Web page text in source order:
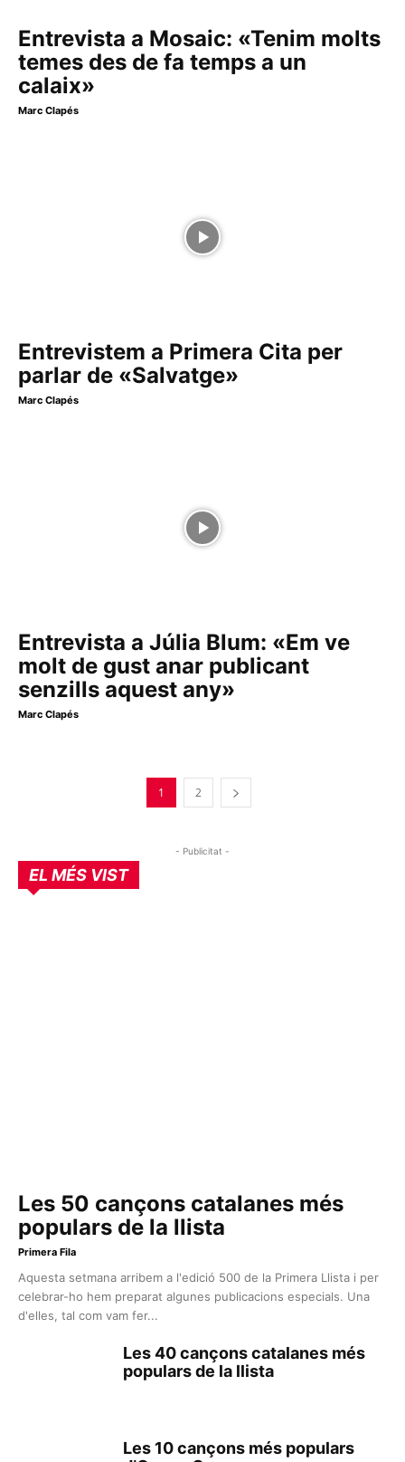
Entrevista a Mosaic: «Tenim molts
temes des de fa temps a un
calaix»
Marc Clapés
Entrevistem a Primera Cita per
parlar de «Salvatge»
Marc Clapés
Entrevista a Júlia Blum: «Em ve
molt de gust anar publicant
senzills aquest any»
Marc Clapés
1 2
- Publicitat -
EL MÉS VIST
Les 50 cançons catalanes més
populars de la llista
Primera Fila
Aquesta setmana arribem a l'edició 500 de la Primera Llista i per
celebrar-ho hem preparat algunes publicacions especials. Una
d'elles, tal com vam fer...
Les 40 cançons catalanes més
populars de la llista
Les 10 cançons més populars